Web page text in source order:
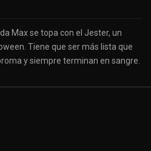
Max se topa con el Jester, un
Tiene que ser más lista que
y siempre terminan en sangre.